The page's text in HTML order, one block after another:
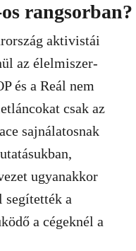
rangsorban?
aktivistái
az élelmiszer-
és a Reál nem
csak az
sajnálatosnak
ugyanakkor
segítették a
a cégeknél a